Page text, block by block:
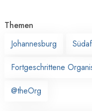
Themen
Johannesburg
Fortgeschrittene
@theOrg